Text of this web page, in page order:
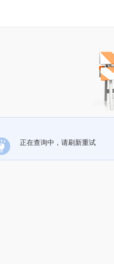
正在查询中，请刷新重试